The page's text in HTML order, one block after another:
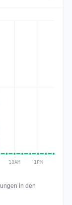
in den